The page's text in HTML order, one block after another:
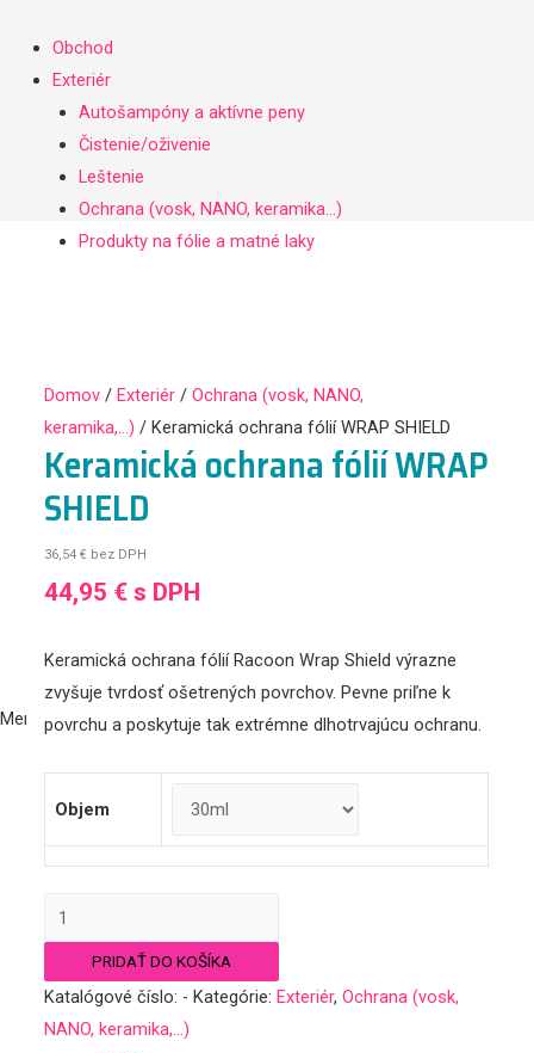
Obchod
Exteriér
Autošampóny a aktívne peny
Čistenie/oživenie
Leštenie
Ochrana (vosk, NANO, keramika…)
Produkty na fólie a matné laky
Darčekové poukážky
Mikrovláknové utierky, kefy
Leštiace kotúče
LifeStyle
Kontakt
Účet
Nákupný košík
Menu
Autošampóny a aktívne peny
Čistenie/oživenie
Produkty na fólie a matné laky
Interiér
Čistenie/oživenie
Ochrana (impregnácia…)
Domov /Exteriér /Ochrana (vosk, NANO,
keramika,...) / Keramická ochrana fólií WRAP SHIELD
Keramická ochrana fólií WRAP
SHIELD
36,54€ bez DPH
44,95 € s DPH
Keramická ochrana fólií Racoon Wrap Shield výrazne
zvyšuje tvrdosť ošetrených povrchov. Pevne priľne k
povrchu a poskytuje tak extrémne dlhotrvajúcu ochranu.
Objem
množstvo
Keramická
ochrana
fólií
WRAP
PRIDAŤ DO KOŠÍKA
Katalógové číslo: - Kategórie: Exteriér,Ochrana (vosk,
NANO, keramika,...)